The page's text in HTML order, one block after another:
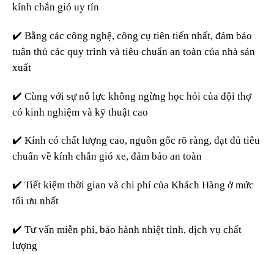
kính chắn gió uy tín
✔️ Bằng các công nghệ, công cụ tiên tiến nhất, đảm bảo
tuân thủ các quy trình và tiêu chuẩn an toàn của nhà sản
xuất
✔️ Cùng với sự nỗ lực không ngừng học hỏi của đội thợ
có kinh nghiệm và kỹ thuật cao
✔️ Kính có chất lượng cao, nguồn gốc rõ ràng, đạt đủ tiêu
chuẩn về kính chắn gió xe, đảm bảo an toàn
✔️ Tiết kiệm thời gian và chi phí của Khách Hàng ở mức
tối ưu nhất
✔️ Tư vấn miễn phí, bảo hành nhiệt tình, dịch vụ chất
lượng